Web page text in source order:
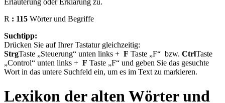
R : 115 Wörter und Begriffe
Suchtipp:
Drücken Sie auf Ihrer Tastatur gleichzeitig:
StrgTaste Steuerung unten links + F Taste F bzw. CtrlTaste
Control
unten links + F Taste F
und geben Sie das gesuchte
Wort in das untere Suchfeld ein, um es im Text zu markieren.
Lexikon der alten Wörter und